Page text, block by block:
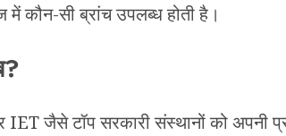
कौन-सी ब्रांच उपलब्ध होती है।
जैसे टॉप सरकारी संस्थानों को अपनी